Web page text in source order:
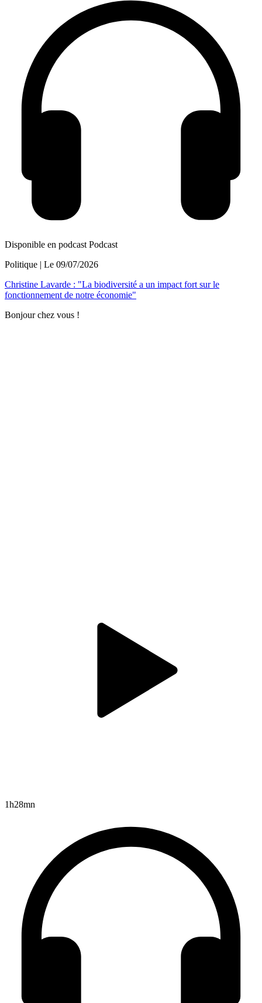
Disponible en podcast Podcast
Politique | Le 09/07/2026
Christine Lavarde : "La biodiversité a un impact fort sur le
fonctionnement de notre économie"
Bonjour chez vous !
1h28mn